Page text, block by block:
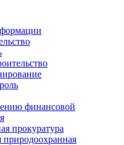
финансовой
прокуратура
природоохранная